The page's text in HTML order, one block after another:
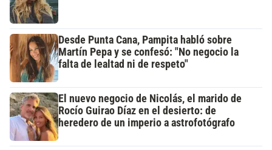
Desde Punta Cana, Pampita habló sobre
Martín Pepa y se confesó: "No negocio la
falta de lealtad ni de respeto"
El nuevo negocio de Nicolás, el marido de
Rocío Guirao Díaz en el desierto: de
heredero de un imperio a astrofotógrafo